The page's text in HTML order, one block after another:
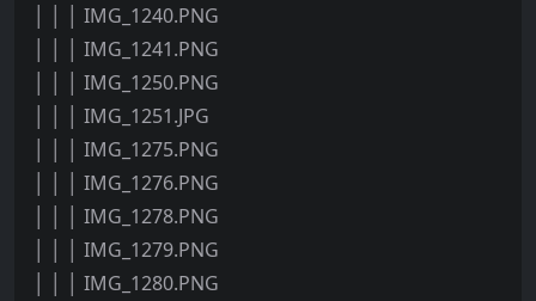
│ │ │ IMG_1240.PNG
│ │ │ IMG_1241.PNG
│ │ │ IMG_1250.PNG
│ │ │ IMG_1251.JPG
│ │ │ IMG_1275.PNG
│ │ │ IMG_1276.PNG
│ │ │ IMG_1278.PNG
│ │ │ IMG_1279.PNG
│ │ │ IMG_1280.PNG